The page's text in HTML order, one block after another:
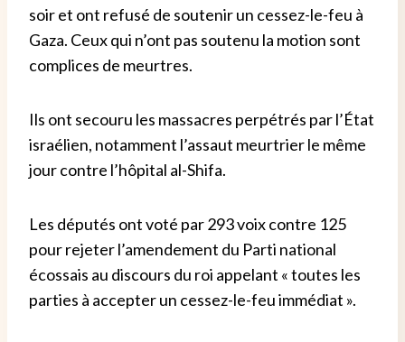
soir et ont refusé de soutenir un cessez-le-feu à
Gaza. Ceux qui n’ont pas soutenu la motion sont
complices de meurtres.
Ils ont secouru les massacres perpétrés par l’État
israélien, notamment l’assaut meurtrier le même
jour contre l’hôpital al-Shifa.
Les députés ont voté par 293 voix contre 125
pour rejeter l’amendement du Parti national
écossais au discours du roi appelant « toutes les
parties à accepter un cessez-le-feu immédiat ».